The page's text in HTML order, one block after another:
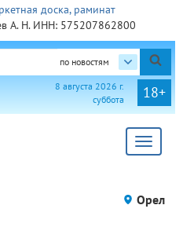
А. Н. ИНН: 575207862800
по новостям
18+
8 августа 2026 г.
суббота
Toggle
Орел